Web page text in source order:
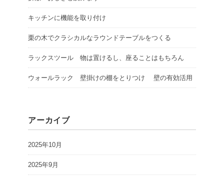
キッチンに機能を取り付け
栗の木でクラシカルなラウンドテーブルをつくる
ラックスツール 物は置けるし、座ることはもちろん
ウォールラック 壁掛けの棚をとりつけ 壁の有効活用
アーカイブ
2025年10月
2025年9月